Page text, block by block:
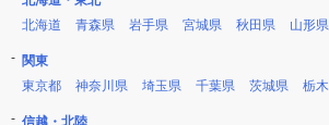
北海道
青森県 岩手県 宮城県 秋田県 山形県
関東
東京都
神奈川県 埼玉県 千葉県 茨城県 栃